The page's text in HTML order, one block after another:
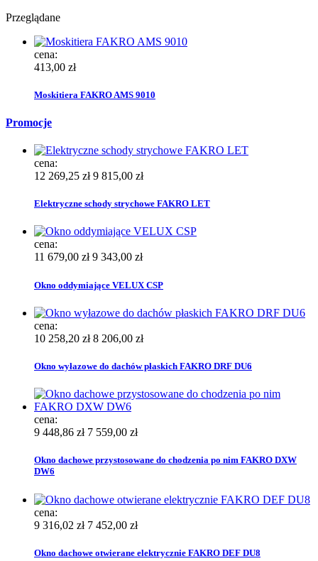
Przeglądane
cena:
413,00 zł
Moskitiera FAKRO AMS 9010
Promocje
cena:
12 269,25 zł9 815,00 zł
Elektryczne schody strychowe FAKRO LET
cena:
11 679,00 zł9 343,00 zł
Okno oddymiające VELUX CSP
cena:
10 258,20 zł8 206,00 zł
Okno wyłazowe do dachów płaskich FAKRO DRF DU6
cena:
9 448,86 zł 7 559,00 zł
Okno dachowe przystosowane do chodzenia po nim FAKRO DXW
DW6
cena:
9 316,02 zł 7 452,00 zł
Okno dachowe otwierane elektrycznie FAKRO DEF DU8